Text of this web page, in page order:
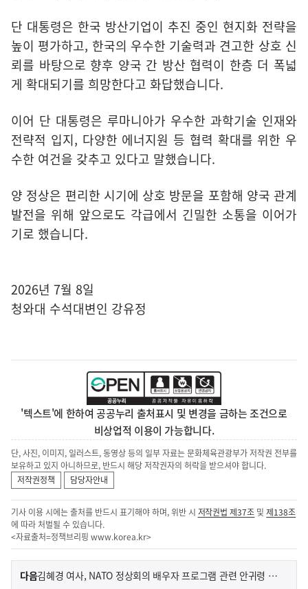
단 대통령은 한국 방산기업이 추진 중인 현지화 전략을
높이 평가하고, 한국의 우수한 기술력과 견고한 상호 신
뢰를 바탕으로 향후 양국 간 방산 협력이 한층 더 폭넓
게 확대되기를 희망한다고 화답했습니다.
이어 단 대통령은 루마니아가 우수한 과학기술 인재와
전략적 입지, 다양한 에너지원 등 협력 확대를 위한 우
수한 여건을 갖추고 있다고 말했습니다.
양 정상은 편리한 시기에 상호 방문을 포함해 양국 관계
발전을 위해 앞으로도 각급에서 긴밀한 소통을 이어가
기로 했습니다.
2026년 7월 8일
청와대 수석대변인 강유정
'텍스트'에 한하여 공공누리 출처표시 및 변경을 금하는 조건으로
비상업적 이용이 가능합니다.
단, 사진, 이미지, 일러스트, 동영상 등의 일부 자료는 문화체육관광부가 저작권 전부를
보유하고 있지 아니하므로, 반드시 해당 저작권자의 허락을 받으셔야 합니다.
저작권정책
담당자안내
기사 이용 시에는 출처를 반드시 표기해야 하며, 위반 시 저작권법 제37조 및제138조
에 따라 처벌될 수 있습니다.
<자료출처=정책브리핑 www.korea.kr>
이다음기
김혜경 여사, NATO 정상회의 배우자 프로그램 관련 안귀령 부대변인 서면 브리핑